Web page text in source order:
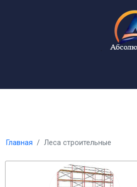
Главная Леса строительные